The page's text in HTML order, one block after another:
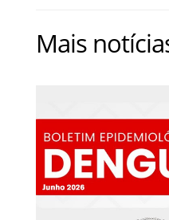
Mais